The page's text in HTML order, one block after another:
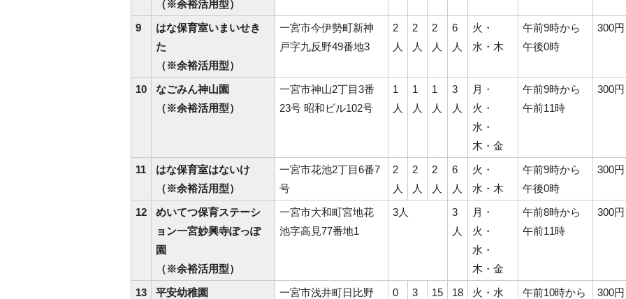
（※余裕活用型）
9
はな保育室いまいせき
た
（※余裕活用型）
一宮市今伊勢町新神
戸字九反野49番地3
2
人
2
人
2
人
6
人
火・
水・木
午前9時から
午後0時
300円
10
なごみん神山園
（※余裕活用型）
一宮市神山2丁目3番
23号 昭和ビル102号
1
人
1
人
1
人
3
人
月・
火・
水・
木・金
午前9時から
午前11時
300円
11
はな保育室はないけ
（※余裕活用型）
一宮市花池2丁目6番7
号
2
人
2
人
2
人
6
人
火・
水・木
午前9時から
午後0時
300円
12
めいてつ保育ステーシ
ョン一宮妙興寺ぽっぽ
園
（※余裕活用型）
一宮市大和町宮地花
池字高見77番地1
3人
3
人
月・
火・
水・
木・金
午前8時から
午前11時
300円
13 平安幼稚園
一宮市浅井町日比野
0
3
15
18
火・水
午前10時から
300円